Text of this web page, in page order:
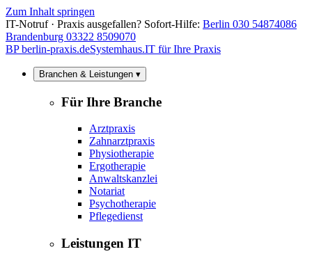
Zum Inhalt springen
IT-Notruf · Praxis ausgefallen? Sofort-Hilfe: Berlin 030 54874086
Brandenburg 03322 8509070
BP berlin-praxis.deSystemhaus.IT für Ihre Praxis
Branchen & Leistungen ▾
Für Ihre Branche
Arztpraxis
Zahnarztpraxis
Physiotherapie
Ergotherapie
Anwaltskanzlei
Notariat
Psychotherapie
Pflegedienst
Leistungen IT